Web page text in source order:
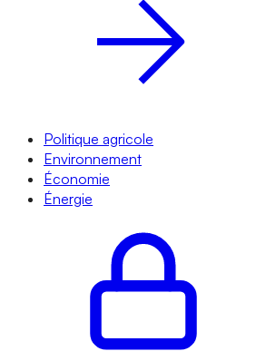
Politique agricole
Environnement
Économie
Énergie